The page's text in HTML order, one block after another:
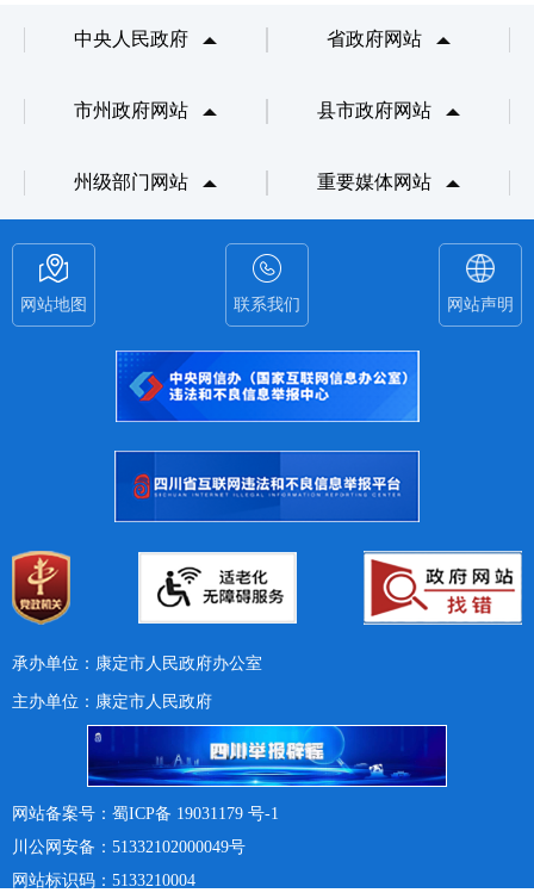
中央人民政府 省政府网站
市州政府网站 县市政府网站
州级部门网站 重要媒体网站
网站地图 联系我们 网站声明
承办单位：康定市人民政府办公室
主办单位：康定市人民政府
网站备案号：蜀ICP备 19031179 号-1
川公网安备：51332102000049号
网站标识码：5133210004